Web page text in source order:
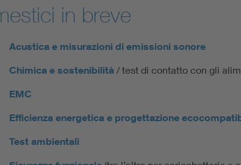
in breve
Acustica e misurazioni di emissioni sonore
Chimica e sostenibilità / test di contatto con gli
EMC
Efficienza energetica e progettazione
Test ambientali